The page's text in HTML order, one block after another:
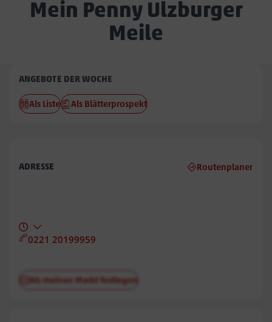
Mein Penny Ulzburger
Meile
Penny
Ulzburger
Meile
ANGEBOTE DER WOCHE
Als Liste Als Blätterprospekt
ADRESSE Routenplaner
0221 20199959
Als meinen Markt festlegen